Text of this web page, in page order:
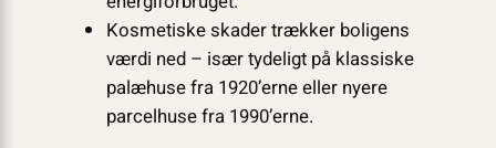
Kosmetiske skader trækker boligens
værdi ned – især tydeligt på klassiske
palæhuse fra 1920’erne eller nyere
parcelhuse fra 1990’erne.